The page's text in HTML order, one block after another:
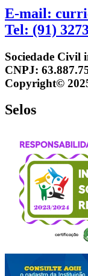
E-mail:
Tel: (91)
Sociedade Civil
CNPJ:
Copyright©
Selos